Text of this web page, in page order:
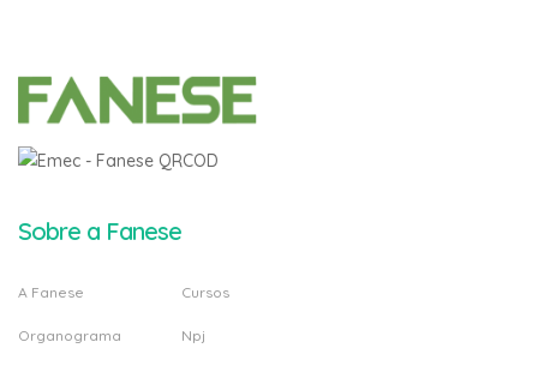
Sobre a Fanese
A Fanese
Organograma
Cursos
Npj